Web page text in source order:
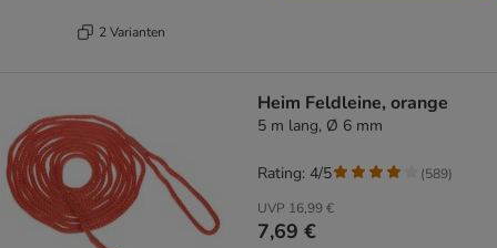
2 Varianten
Heim Feldleine, orange
5 m lang, Ø 6 mm
UVP 16,99 €
7,69 €
Rating: 4/5 (589)